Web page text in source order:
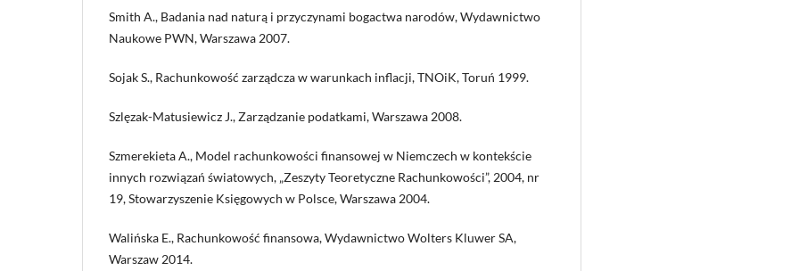
Smith A., Badania nad naturą i przyczynami bogactwa narodów, Wydawnictwo
Naukowe PWN, Warszawa 2007.
Sojak S., Rachunkowość zarządcza w warunkach inflacji, TNOiK, Toruń 1999.
Szlęzak-Matusiewicz J., Zarządzanie podatkami, Warszawa 2008.
Szmerekieta A., Model rachunkowości finansowej w Niemczech w kontekście
innych rozwiązań światowych, „Zeszyty Teoretyczne Rachunkowości”, 2004, nr
19, Stowarzyszenie Księgowych w Polsce, Warszawa 2004.
Walińska E., Rachunkowość finansowa, Wydawnictwo Wolters Kluwer SA,
Warszaw 2014.